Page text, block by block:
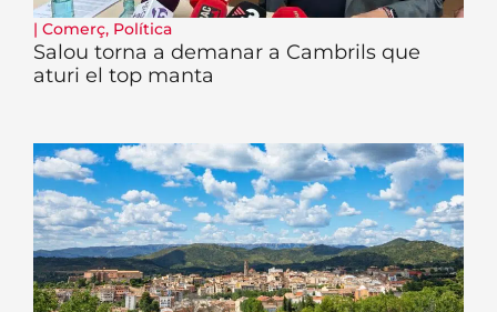
| Comerç, Política
Salou torna a demanar a Cambrils que
aturi el top manta